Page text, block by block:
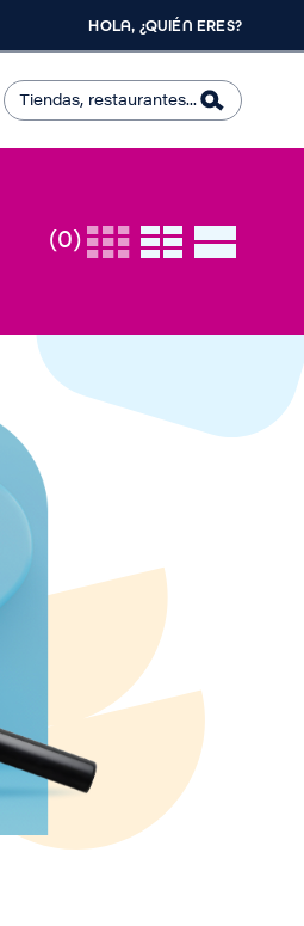
HOLA, ¿QUIÉN ERES?
(0)